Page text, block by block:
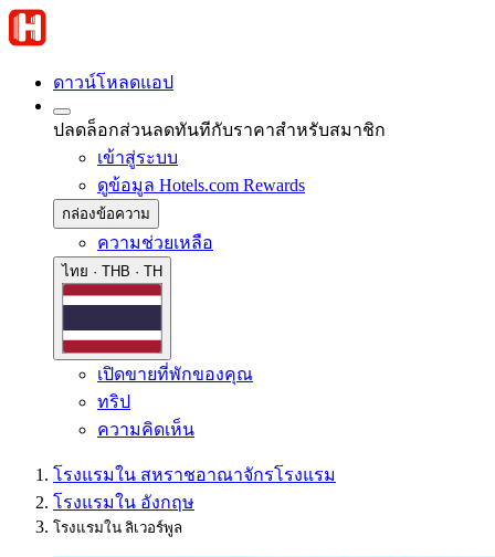
ดาวน์โหลดแอป
ปลดล็อกส่วนลดทันทีกับราคาสำหรับสมาชิก
เข้าสู่ระบบ
ดูข้อมูล Hotels.com Rewards
กล่องข้อความ
ความช่วยเหลือ
ไทย · THB · TH
เปิดขายที่พักของคุณ
ทริป
ความคิดเห็น
โรงแรมใน สหราชอาณาจักรโรงแรม
โรงแรมใน อังกฤษ
โรงแรมใน ลิเวอร์พูล